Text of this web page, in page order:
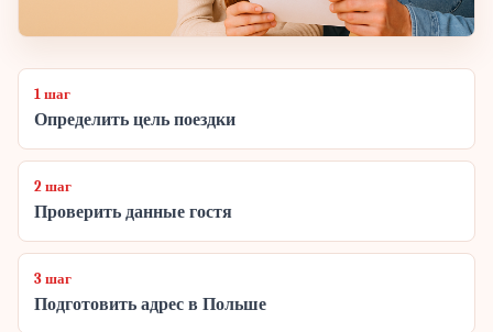
1 шаг
Определить цель поездки
2 шаг
Проверить данные гостя
3 шаг
Подготовить адрес в Польше